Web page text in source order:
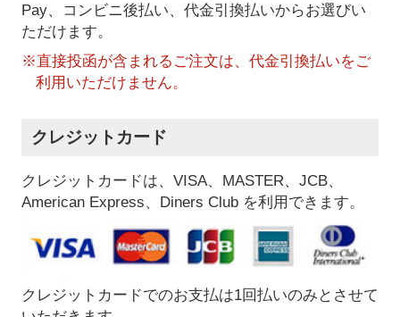
Pay、コンビニ後払い、代金引換払いからお選びい
ただけます。
※直接投函が含まれるご注文は、代金引換払いをご
利用いただけません。
クレジットカード
クレジットカードは、VISA、MASTER、JCB、
American Express、Diners Club を利用できます。
クレジットカードでのお支払は1回払いのみとさせて